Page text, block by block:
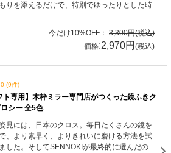
りを添えるだけで、特別でゆったりとした時
今だけ10%OFF： 3,300円(税込)
価格:2,970円 (税込)
(9件)
ト専用】木枠ミラー専門店がつくった鏡ふきク
シー 全5色
見には、日本のクロス。毎日たくさんの鏡を
、より素早く、よりきれいに磨ける方法を試
した。そしてSENNOKIが最終的に選んだの